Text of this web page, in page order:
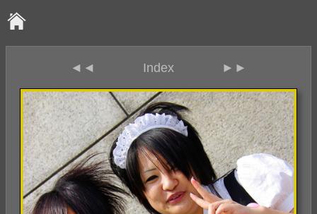
◄◄ Index ►►